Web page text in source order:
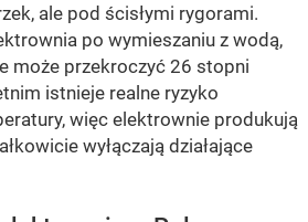
ale pod ścisłymi rygorami.
po wymieszaniu z wodą,
może przekroczyć 26 stopni
istnieje realne ryzyko
więc elektrownie produkują
wyłączają działające